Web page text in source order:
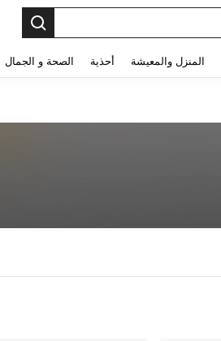
المنزل والمعيشة أحذية الصحة و الجمال